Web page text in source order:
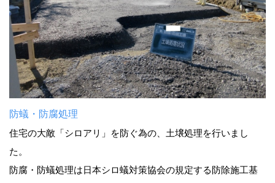
防蟻・防腐処理
住宅の大敵「シロアリ」を防ぐ為の、土壌処理を行いまし
た。
防腐・防蟻処理は日本シロ蟻対策協会の規定する防除施工基